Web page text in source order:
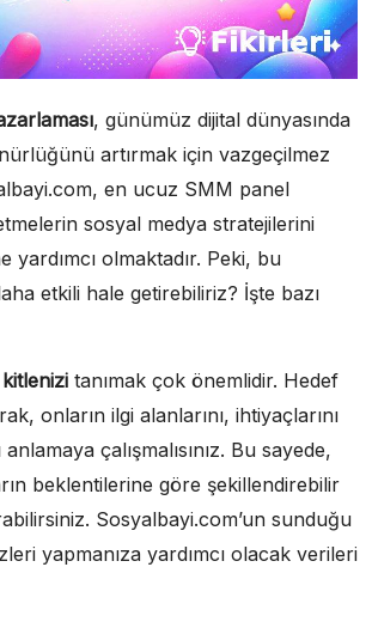
, günümüz dijital dünyasında
artırmak için vazgeçilmez
en ucuz SMM panel
sosyal medya stratejilerini
yardımcı olmaktadır. Peki, bu
etkili hale getirebiliriz? İşte bazı
tanımak çok önemlidir. Hedef
onların ilgi alanlarını, ihtiyaçlarını
anlamaya çalışmalısınız. Bu sayede,
beklentilerine göre şekillendirebilir
Sosyalbayi.com’un sunduğu
yapmanıza yardımcı olacak verileri